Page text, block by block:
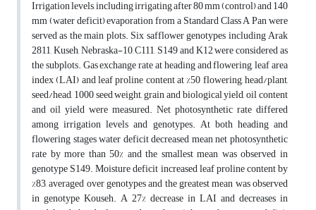
Irrigation levels, including irrigating after 80 mm (control) and 140
mm (water deficit) evaporation from a Standard Class A Pan were
served as the main plots. Six safflower genotypes including Arak
2811, Kuseh, Nebraska-10, C111, S149 and K12 were considered as
the subplots. Gas exchange rate at heading and flowering, leaf area
index (LAI) and leaf proline content at %50 flowering, head/plant,
seed/head, 1000 seed weight, grain and biological yield, oil content
and oil yield were measured. Net photosynthetic rate differed
among irrigation levels and genotypes. At both heading and
flowering stages water deficit decreased mean net photosynthetic
rate by more than 50% and the smallest mean was observed in
genotype S149. Moisture deficit increased leaf proline content by
%83, averaged over genotypes and the greatest mean was observed
in genotype Kouseh. A 27% decrease in LAI and decreases in